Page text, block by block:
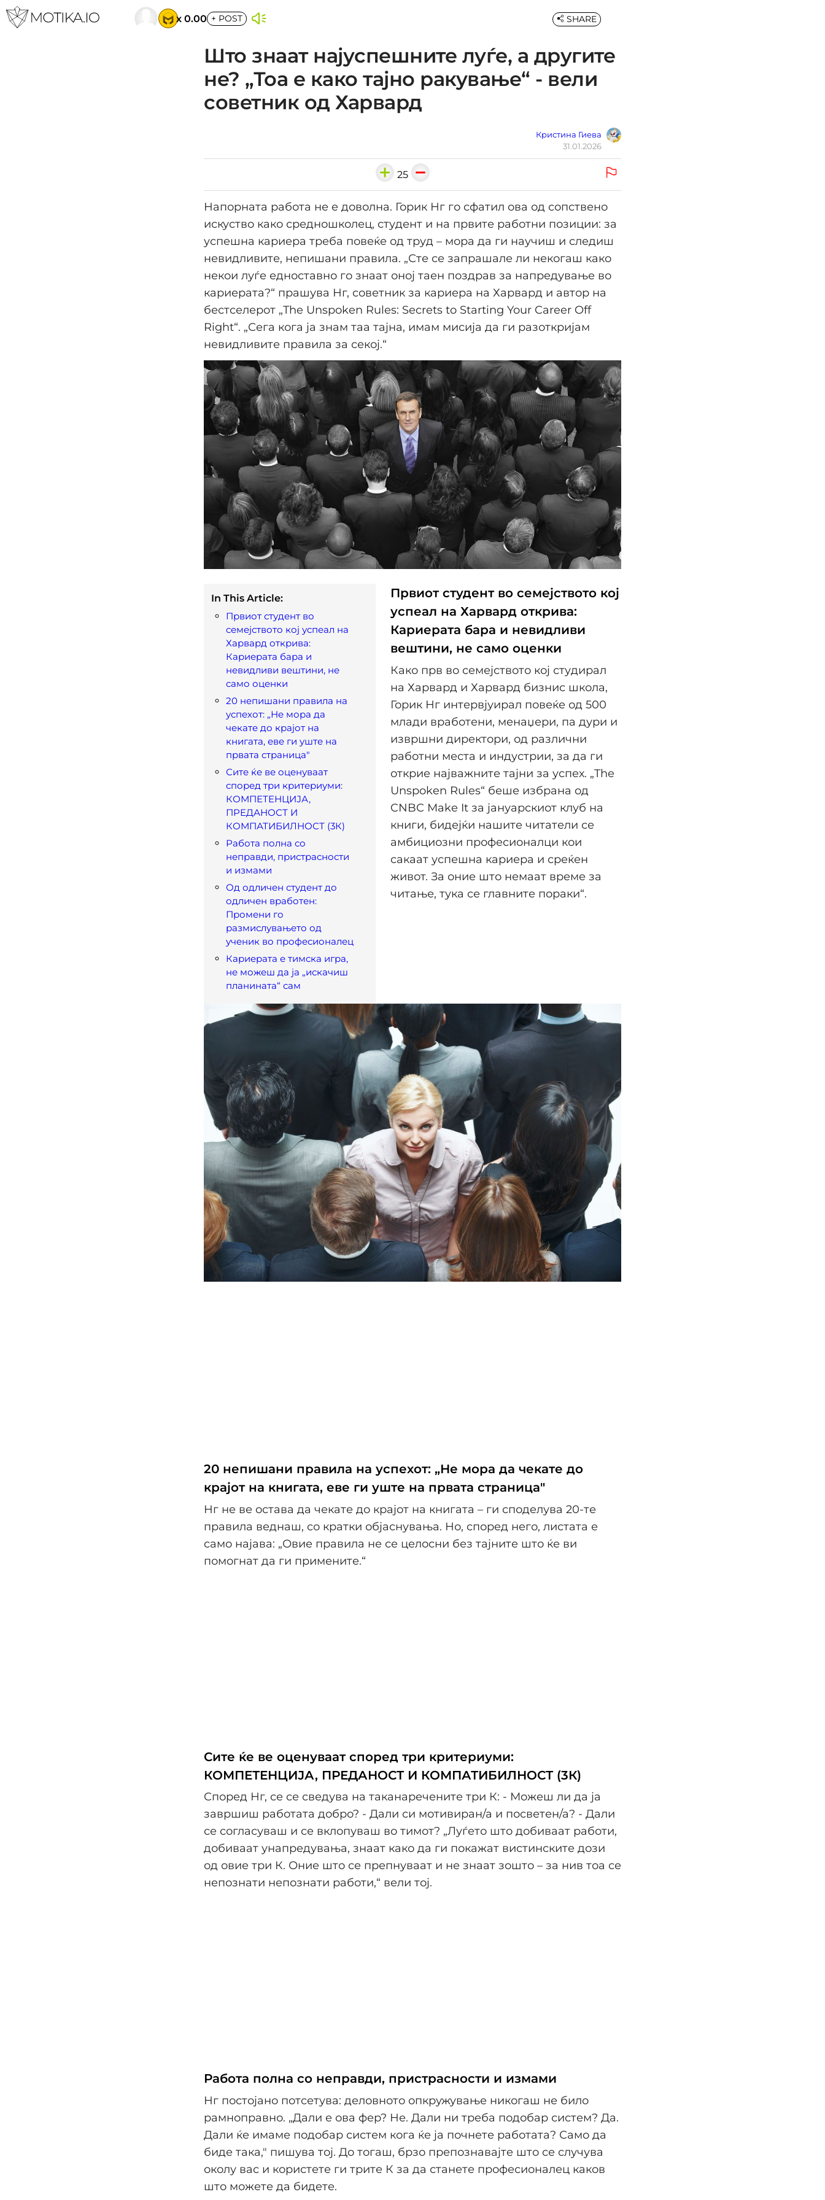
x 0.00 + POST
Што знаат најуспешните луѓе, а другите
не? „Тоа е како тајно ракување“ - вели
советник од Харвард
Кристина Гиева
31.01.2026
SHARE
25
Напорната работа не е доволна. Горик Нг го сфатил ова од сопствено
искуство како средношколец, студент и на првите работни позиции: за
успешна кариера треба повеќе од труд – мора да ги научиш и следиш
невидливите, непишани правила. „Сте се запрашале ли некогаш како
некои луѓе едноставно го знаат оној таен поздрав за напредување во
кариерата?“ прашува Нг, советник за кариера на Харвард и автор на
бестселерот „The Unspoken Rules: Secrets to Starting Your Career Off
Right“. „Сега кога ја знам таа тајна, имам мисија да ги разоткријам
невидливите правила за секој.“
In This Article:
Првиот студент во
семејството кој успеал на
Харвард открива:
Кариерата бара и
невидливи вештини, не
само оценки
20 непишани правила на
успехот: „Не мора да
чекате до крајот на
книгата, еве ги уште на
првата страница"
Сите ќе ве оценуваат
според три критериуми:
КОМПЕТЕНЦИЈА,
ПРЕДАНОСТ И
КОМПАТИБИЛНОСТ (3К)
Работа полна со
неправди, пристрасности
и измами
Од одличен студент до
одличен вработен:
Промени го
размислувањето од
ученик во професионалец
Кариерата е тимска игра,
не можеш да ја „искачиш
планината“ сам
Првиот студент во семејството кој
успеал на Харвард открива:
Кариерата бара и невидливи
вештини, не само оценки
Како прв во семејството кој студирал
на Харвард и Харвард бизнис школа,
Горик Нг интервјуирал повеќе од 500
млади вработени, менаџери, па дури и
извршни директори, од различни
работни места и индустрии, за да ги
открие најважните тајни за успех. „The
Unspoken Rules“ беше избрана од
CNBC Make It за јануарскиот клуб на
книги, бидејќи нашите читатели се
амбициозни професионалци кои
сакаат успешна кариера и среќен
живот. За оние што немаат време за
читање, тука се главните пораки“.
20 непишани правила на успехот: „Не мора да чекате до
крајот на книгата, еве ги уште на првата страница"
Нг не ве остава да чекате до крајот на книгата – ги споделува 20-те
правила веднаш, со кратки објаснувања. Но, според него, листата е
само најава: „Овие правила не се целосни без тајните што ќе ви
помогнат да ги примените.“
Сите ќе ве оценуваат според три критериуми:
КОМПЕТЕНЦИЈА, ПРЕДАНОСТ И КОМПАТИБИЛНОСТ (3К)
Според Нг, се се сведува на таканаречените три К: - Можеш ли да ја
завршиш работата добро? - Дали си мотивиран/а и посветен/а? - Дали
се согласуваш и се вклопуваш во тимот? „Луѓето што добиваат работи,
добиваат унапредувања, знаат како да ги покажат вистинските дози
од овие три К. Оние што се препнуваат и не знаат зошто – за нив тоа се
непознати непознати работи,“ вели тој.
Работа полна со неправди, пристрасности и измами
Нг постојано потсетува: деловното опкружување никогаш не било
рамноправно. „Дали е ова фер? Не. Дали ни треба подобар систем? Да.
Дали ќе имаме подобар систем кога ќе ја почнете работата? Само да
биде така," пишува тој. До тогаш, брзо препознавајте што се случува
околу вас и користете ги трите К за да станете професионалец каков
што можете да бидете.